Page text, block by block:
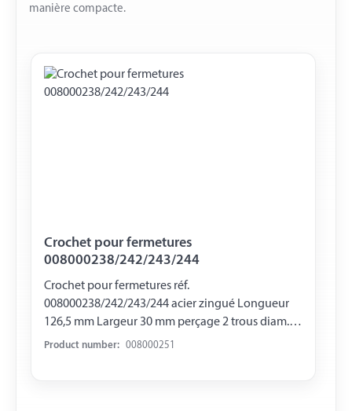
manière compacte.
Crochet pour fermetures
008000238/242/243/244
Crochet pour fermetures réf.
008000238/242/243/244 acier zingué Longueur
126,5 mm Largeur 30 mm perçage 2 trous diam. 5
mm
Product number: 008000251